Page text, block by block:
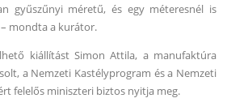
gyűszűnyi méretű, és egy méteresnél is
mondta a kurátor.
kiállítást Simon Attila, a manufaktúra
a Nemzeti Kastélyprogram és a Nemzeti
felelős miniszteri biztos nyitja meg.